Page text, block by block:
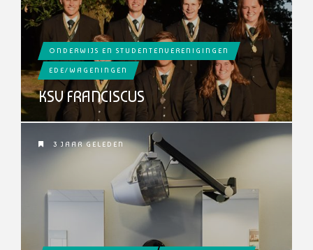
ONDERWIJS EN STUDENTENVERENIGINGEN
EDE/WAGENINGEN
KSV FRANCISCUS
3 JAAR GELEDEN